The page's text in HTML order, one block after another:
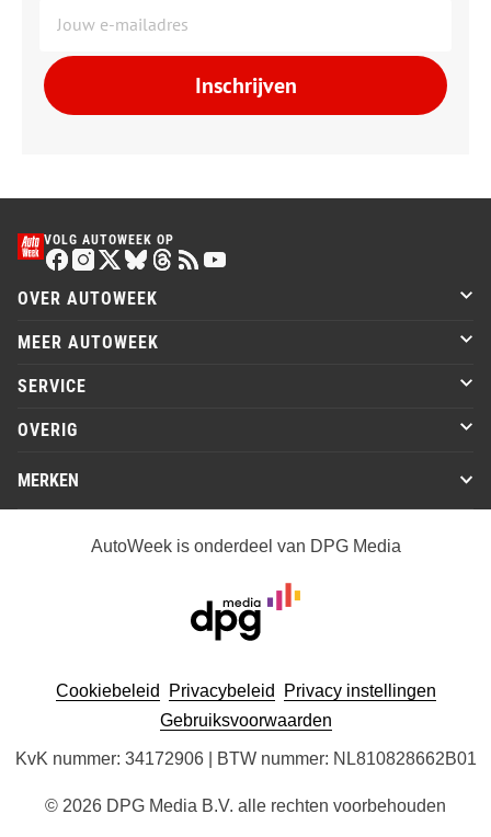
Inschrijven
VOLG AUTOWEEK OP
OVER AUTOWEEK
MEER AUTOWEEK
SERVICE
OVERIG
MERKEN
AutoWeek is onderdeel van DPG Media
Cookiebeleid Privacybeleid
Privacy instellingen
Gebruiksvoorwaarden
KvK nummer: 34172906 | BTW nummer: NL810828662B01
© 2026 DPG Media B.V. alle rechten voorbehouden